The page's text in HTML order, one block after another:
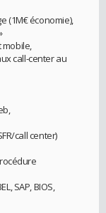
(1M€ économie),
mobile,
call-center au
call center)
SAP, BIOS,